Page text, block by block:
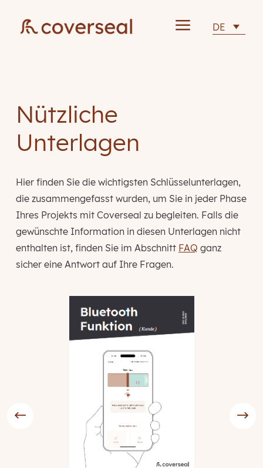
a DE
Nützliche
Unterlagen
Hier finden Sie die wichtigsten Schlüsselunterlagen,
die zusammengefasst wurden, um Sie in jeder Phase
Ihres Projekts mit Coverseal zu begleiten. Falls die
gewünschte Information in diesen Unterlagen nicht
enthalten ist, finden Sie im Abschnitt FAQ ganz
sicher eine Antwort auf Ihre Fragen.